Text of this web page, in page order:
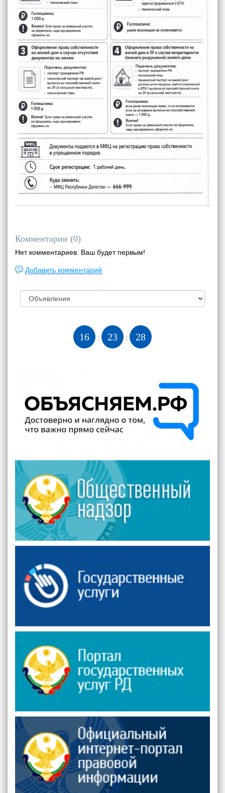
Комментарии (0)
Нет комментариев. Ваш будет первым!
Добавить комментарий
16 : 23 : 28